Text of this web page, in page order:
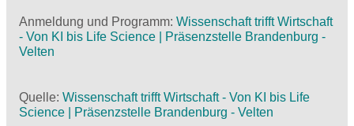
Anmeldung und Programm: Wissenschaft trifft Wirtschaft
- Von KI bis Life Science | Präsenzstelle Brandenburg -
Velten
Quelle: Wissenschaft trifft Wirtschaft - Von KI bis Life
Science | Präsenzstelle Brandenburg - Velten